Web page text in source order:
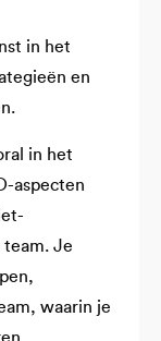
in het
en
in het
aspecten
team. Je
waarin je